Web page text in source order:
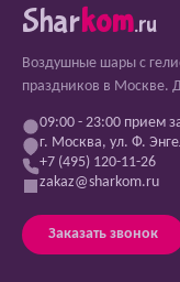
Sharkom.ru
Воздушные шары с
праздников в Москве.
09:00 - 23:00 прием
г. Москва, ул. Ф.
+7 (495) 120-11-26
zakaz@sharkom.ru
Заказать звонок